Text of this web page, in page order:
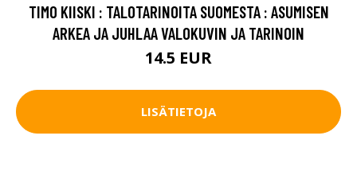
TIMO KIISKI : TALOTARINOITA SUOMESTA : ASUMISEN
ARKEA JA JUHLAA VALOKUVIN JA TARINOIN
14.5 EUR
LISÄTIETOJA